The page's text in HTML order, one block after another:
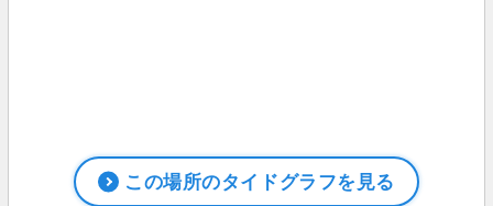
この場所のタイドグラフを見る